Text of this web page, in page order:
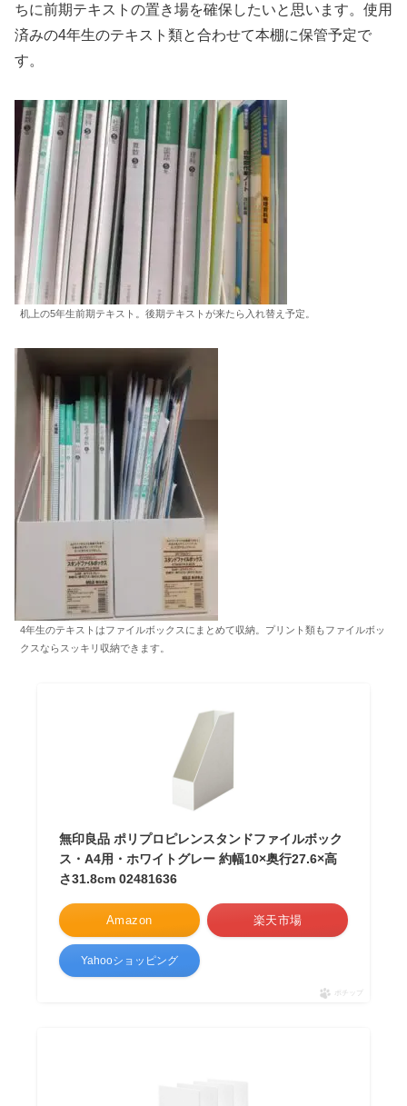
ちに前期テキストの置き場を確保したいと思います。使用
済みの4年生のテキスト類と合わせて本棚に保管予定で
す。
机上の5年生前期テキスト。後期テキストが来たら入れ替え予定。
4年生のテキストはファイルボックスにまとめて収納。プリント類もファイルボッ
クスならスッキリ収納できます。
無印良品 ポリプロピレンスタンドファイルボック
ス・A4用・ホワイトグレー 約幅10×奥行27.6×高
さ31.8cm 02481636
Amazon 楽天市場
Yahooショッピング
ポチップ